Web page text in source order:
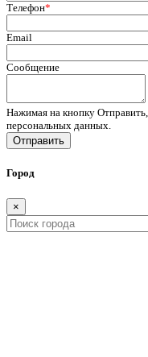
Телефон*
Email
Сообщение
Нажимая на кнопку
персональных данных.
Отправить
Город
×